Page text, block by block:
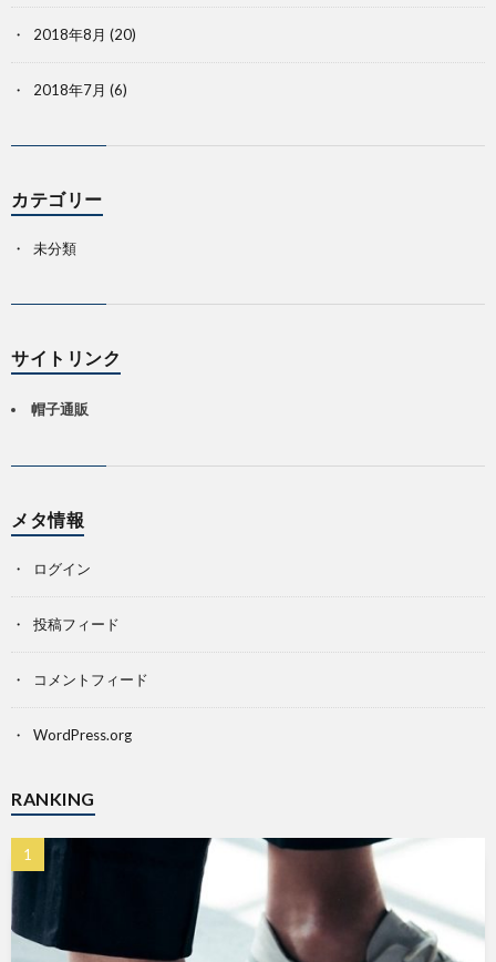
2018年8月 (20)
2018年7月 (6)
カテゴリー
未分類
サイトリンク
帽子通販
メタ情報
ログイン
投稿フィード
コメントフィード
WordPress.org
RANKING